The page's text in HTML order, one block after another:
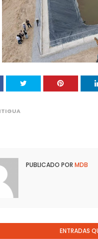
PUBLICADO POR MDB
ENTRADAS